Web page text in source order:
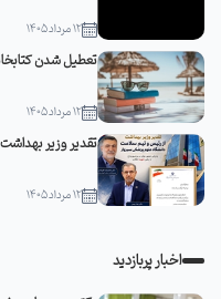
12 مرداد 1405
تعطیل شدن
12 مرداد 1405
تقدیر وزیر
12 مرداد 1405
اخبار پربازدید